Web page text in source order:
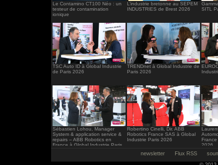
Le Contamino CT100 Néo : un
testeur de contamination
ionique
L’industrie bretonne au SEPEM
INDUSTRIES de Brest 2026
SITL
TSC Auto ID à Global Industrie
de Paris 2026
TRENDnet à Global Industrie de
Paris 2026
Sébastien Lohou, Manager
System & application service &
repairs – ABB Robotics en
France à Global Industrie Paris
Robertino Cinelli, Dir. ABB
Robotics France SAS à Global
Industrie Paris 2026
2026
newsletter Flux RSS